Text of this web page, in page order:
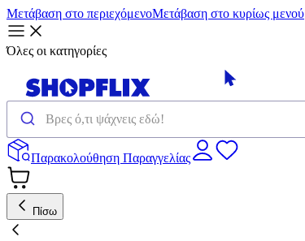
Μετάβαση στο περιεχόμενοΜετάβαση στο κυρίως μενού
Όλες οι κατηγορίες
Παρακολούθηση Παραγγελίας
Πίσω